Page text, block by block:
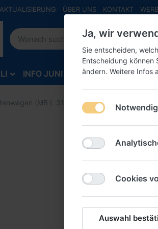
ÜBER UNS KONTAKT
INFO JUNI INFO MAI NEU
(MB L 319) "Clark"
Ja, wir
Sie entscheiden,
Entscheidung können
ändern. Weitere Infos
Cookies
Auswahl